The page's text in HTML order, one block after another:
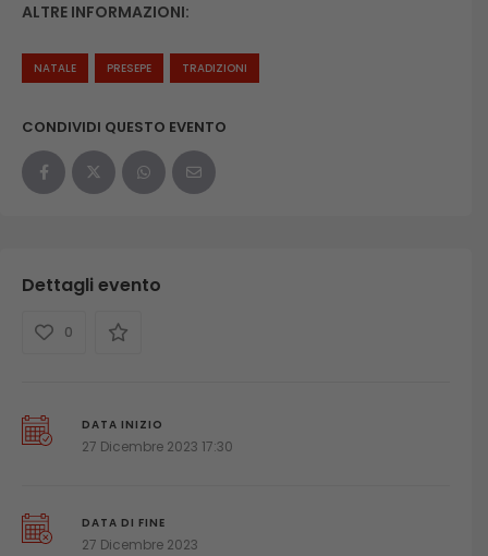
ALTRE INFORMAZIONI:
NATALE PRESEPE TRADIZIONI
CONDIVIDI QUESTO EVENTO
Dettagli evento
0
DATA INIZIO
27 Dicembre 2023 17:30
DATA DI FINE
27 Dicembre 2023